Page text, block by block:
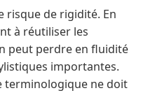
risque de rigidité. En
à réutiliser les
peut perdre en fluidité
importantes.
terminologique ne doit